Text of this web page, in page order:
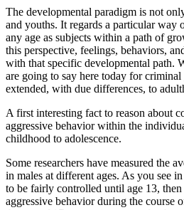
The developmental paradigm is not
and youths. It regards a particular way
any age as subjects within a path of
this perspective, feelings, behaviors,
with that specific developmental path.
are going to say here today for
extended, with due differences, to
A first interesting fact to reason about
aggressive behavior within the
childhood to adolescence.
Some researchers have measured the
in males at different ages. As you see
to be fairly controlled until age 13,
aggressive behavior during the course